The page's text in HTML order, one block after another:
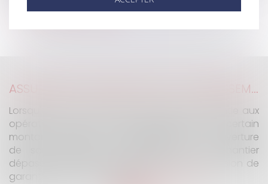
ASSURANCE CONSTRUCTION : LE DÉPASSEMENT DU MONTANT MAXIMAL GARANTI PEUT EXCLURE TOUTE COUVERTURE
Lorsqu'un contrat d'assurance limite sa garantie aux
opérations dont le coût n'excède pas un certain
montant, l'assuré ne peut prétendre à la couverture
de son assureur s'il intervient sur un chantier
dépassant ce seuil sans avoir obtenu l'extension de
garantie prévue au contrat...